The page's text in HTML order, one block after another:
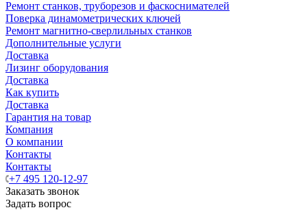
Ремонт станков, труборезов и фаскоснимателей
Поверка динамометрических ключей
Ремонт магнитно-сверлильных станков
Дополнительные услуги
Доставка
Лизинг оборудования
Доставка
Как купить
Доставка
Гарантия на товар
Компания
О компании
Контакты
Контакты
+7 495 120-12-97
Заказать звонок
Задать вопрос